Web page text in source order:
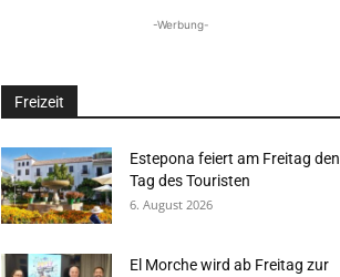
-Werbung-
Freizeit
Estepona feiert am Freitag den
Tag des Touristen
6. August 2026
El Morche wird ab Freitag zur